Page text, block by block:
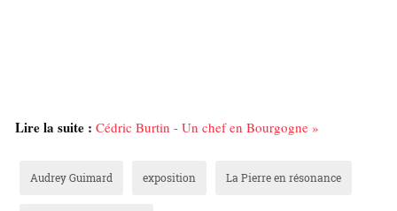
Lire la suite : Cédric Burtin - Un chef en Bourgogne »
Audrey Guimard exposition La Pierre en résonance